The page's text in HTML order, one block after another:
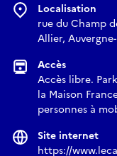
Localisation
rue du Champ
Allier,
Accès
Accès libre.
la Maison
personnes à
Site internet
https://